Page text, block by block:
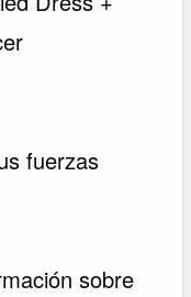
fuerzas
sobre